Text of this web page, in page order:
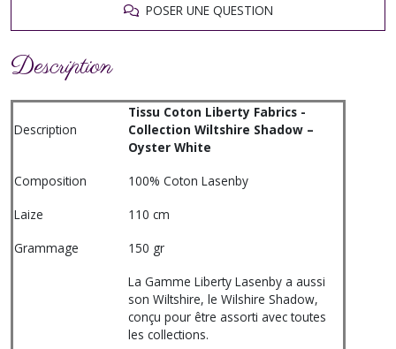
POSER UNE QUESTION
Description
Description
Tissu Coton Liberty Fabrics -
Collection Wiltshire Shadow –
Oyster White
Composition
100% Coton Lasenby
Laize
110 cm
Grammage
150 gr
La Gamme Liberty Lasenby a aussi
son Wiltshire, le Wilshire Shadow,
conçu pour être assorti avec toutes
les collections.